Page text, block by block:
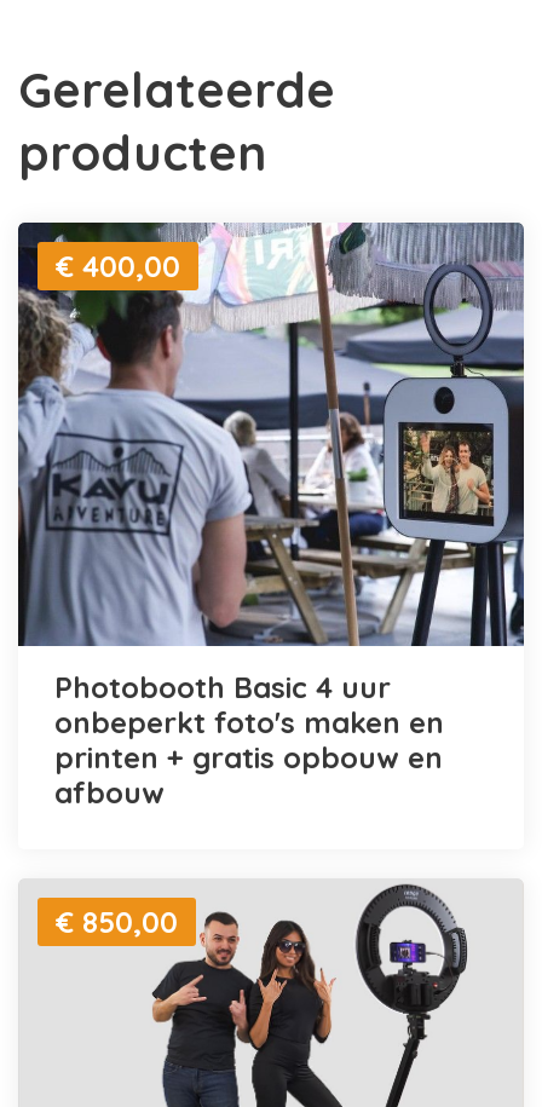
Gerelateerde
producten
€ 400,00
Photobooth Basic 4 uur
onbeperkt foto's maken en
printen + gratis opbouw en
afbouw
€ 850,00